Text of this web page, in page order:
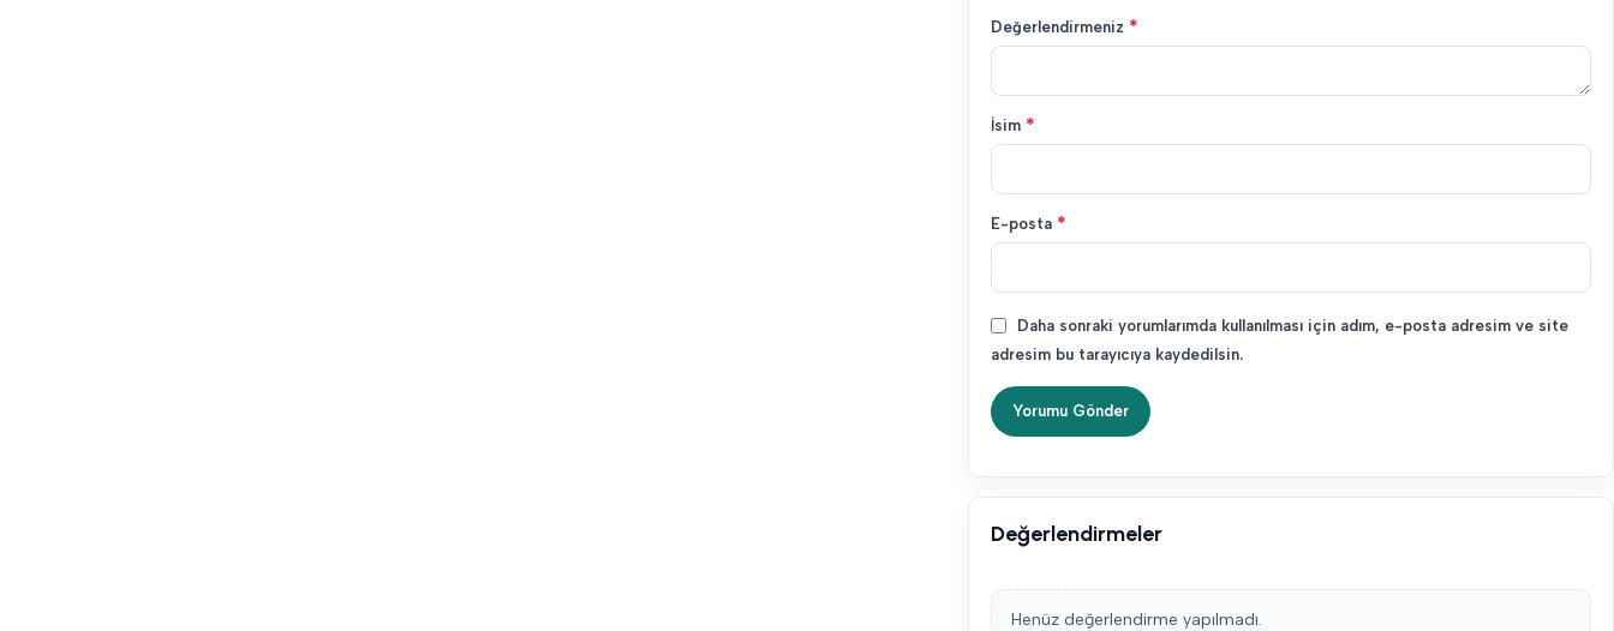
Değerlendirmeler
Henüz değerlendirme yapılmadı.
Değerlendirmeniz *
İsim *
E-posta *
Daha sonraki yorumlarımda kullanılması için adım, e-posta adresim ve site
adresim bu tarayıcıya kaydedilsin.